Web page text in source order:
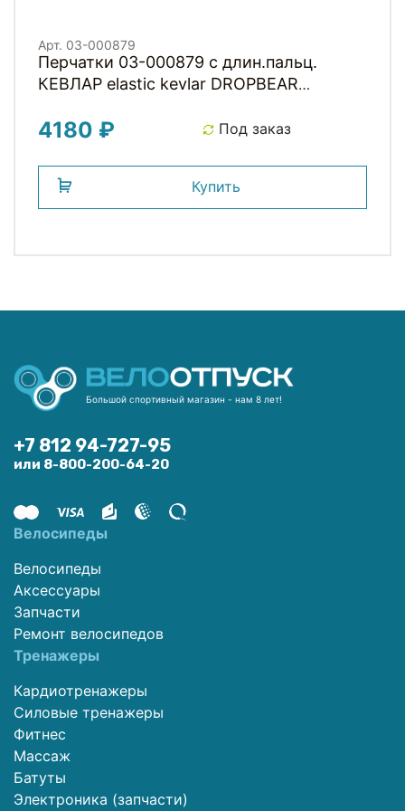
Арт. 03-000879
Перчатки 03-000879 с длин.пальц.
КЕВЛАР elastic kevlar DROPBEAR
экстримальнх видов р-р.XL оригинал.
4180 ₽ Под заказ
Купить
Большой спортивный магазин - нам 8 лет!
+7 812 94-727-95
или 8-800-200-64-20
Велосипеды
Велосипеды
Аксессуары
Запчасти
Ремонт велосипедов
Тренажеры
Кардиотренажеры
Силовые тренажеры
Фитнес
Массаж
Батуты
Электроника (запчасти)